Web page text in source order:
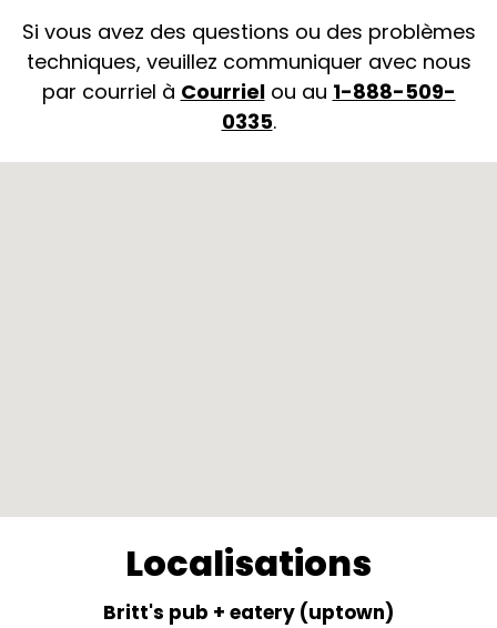
Si vous avez des questions ou des problèmes
techniques, veuillez communiquer avec nous
par courriel à Courrielou au 1-888-509-
0335.
Localisations
Britt's pub + eatery (uptown)